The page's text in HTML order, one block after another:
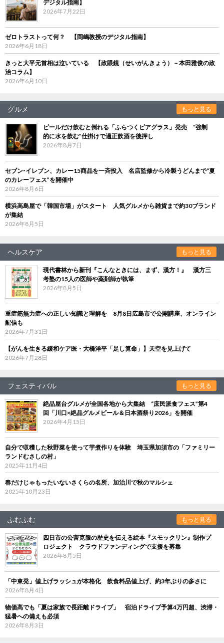
デジタル指南】
2026年7月22日
ゼロトラストって何？ 【岡嶋教授のデジタル指南】
2026年6月18日
きっと大平元首相は泣いている 【政眼鏡（せいがんきょう）－本田雅俊の政
治コラム】
2026年6月10日
グルメ もっと見る
ビールだけ飲むと倒れる「ふらつくビアグラス」発売 “強制
的に水を飲む”仕掛けで適正飲酒を後押し
2026年8月7日
セブン‐イレブン、カレー15商品を一斉投入 名店監修から冷製うどんまで“夏
のカレーフェス”を開催中
2026年8月6日
横浜高島屋で「韓国市場」がスタート 人気グルメから雑貨まで約30ブランド
が集結
2026年8月5日
ヘルスケア もっと見る
現代書林から新刊『こんなときには、まず、漢方！』 漢方三
考塾の15人の医師や薬剤師が執筆
2026年8月5日
重症筋無力症への正しい知識と理解を 8月8日広島市で公開講座、オンライン
配信も
2026年7月31日
【がんを生きる緩和ケア医・大橋洋平「足し算命」】天空を見上げて
2026年7月28日
フェスティバル もっと見る
絶品屋台グルメが全国各地から大集結 “庶民派食フェス”第4
回「川口×絶品グルメビール＆日本酒祭り2026」を開催
2026年4月15日
自分で収穫した秋野菜を使って芋煮作りを体験 埼玉県加須市の「ファミリー
ランドむさしの村」
2025年11月4日
春だけじゃもったいないさくらの名所、加治川で秋のマルシェ
2025年10月23日
ふむふむ もっと見る
四日市の公害克服の歴史を伝える絵本『スモックリン』制作プ
ロジェクト クラウドファンディングで支援を募集
2026年8月5日
「中東発」値上げラッシュが本格化 飲食料品値上げ、約3年ぶりの多さに
2026年8月4日
物価高でも「夏は家族で長距離ドライブ」 宿泊ドライブ予算4万円超、渋滞・
猛暑への備えも必須
2026年8月3日